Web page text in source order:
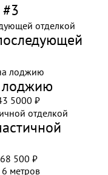
лоджию
5000 ₽
68 500 ₽